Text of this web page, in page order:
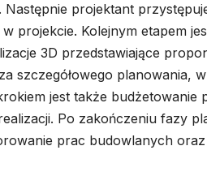
projektant
projekcie. Kolejnym etapem
3D przedstawiające
szczegółowego planowania,
jest także budżetowanie
Po zakończeniu fazy
prac budowlanych